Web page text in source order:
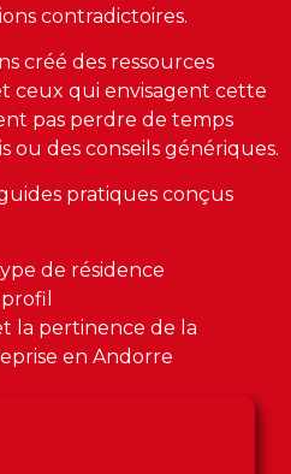
contradictoires.
créé des ressources
ceux qui envisagent cette
pas perdre de temps
ou des conseils génériques.
pratiques conçus
de résidence
la pertinence de la
en Andorre